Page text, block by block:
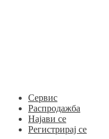
Сервис
Распродажба
Најави се
Регистрирај се